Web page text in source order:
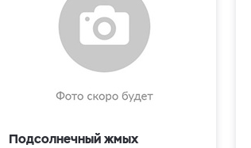
Подсолнечный жмых